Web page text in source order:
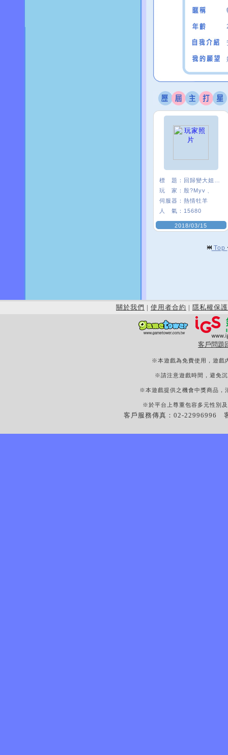
標 題：
玩 家： 殷?Myv﹑
伺服器： 熱情牡羊
人 氣： 15680
2018/03/15
Top
關於我們 | 使用者合約 | 隱私權保護
客戶問題
※本遊戲為免費使用，遊戲
※請注意遊戲時間，避免
※本遊戲提供之機會中獎商品，
※於平台上尊重包容多元性別
客戶服務傳真：02-22996996